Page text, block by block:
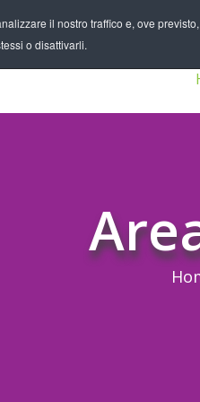
il nostro traffico e, ove
o disattivarli.